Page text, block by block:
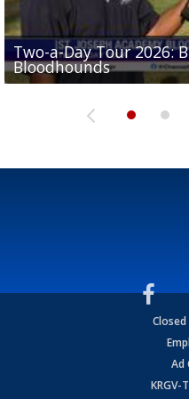
Two-a-Day Tour 2026:
Bloodhounds
Two-a-Day Tour 2026:
Bloodhounds
Two-a-Day Tour 2026:
Sit-down interview with
Tavian Cord
Two-a-Day Tour 2026:
Ad
KRGV-